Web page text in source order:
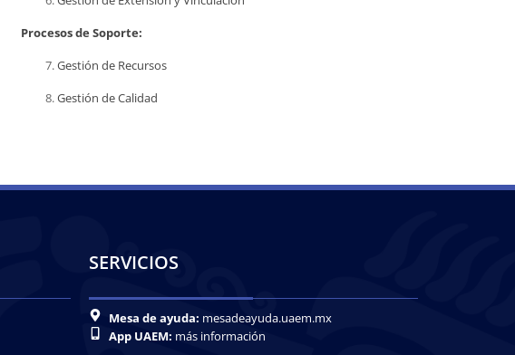
Procesos de Soporte:
Gestión de Recursos
Gestión de Calidad
SERVICIOS
Mesa de ayuda: mesadeayuda.uaem.mx
App UAEM: más información